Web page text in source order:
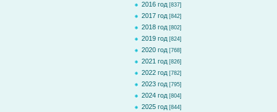
2016 год [837]
2017 год [842]
2018 год [802]
2019 год [824]
2020 год [768]
2021 год [826]
2022 год [782]
2023 год [795]
2024 год [804]
2025 год [844]